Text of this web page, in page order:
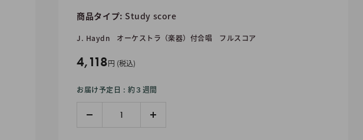
商品タイプ: Study score
J. Haydn オーケストラ（楽器）付合唱 フルスコア
販
価
格
4,118円 (税込)
お届け予定日 : 約３週間